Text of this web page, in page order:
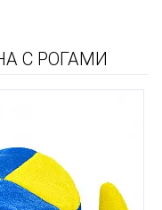
С РОГАМИ